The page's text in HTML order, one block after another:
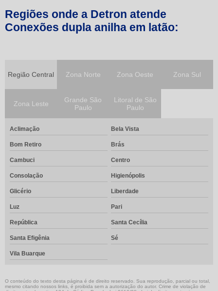
Valvula esfera inox
Valvula gaveta aço carbono
Válvulas de gaveta
Redução concêntrica
Redução excêntrica
Manifold para instrumentação
Válvula gaveta
Válvulas de esfera
Conexões anilhadas inox
Regiões onde a Detron atende
Conexões dupla anilha em latão:
Região Central Zona Norte Zona Oeste Zona Sul
Zona Leste
Grande São
Paulo
Litoral de São
Paulo
Aclimação Bela Vista
Bom Retiro Brás
Cambuci Centro
Consolação Higienópolis
Glicério Liberdade
Luz Pari
República Santa Cecília
Santa Efigênia Sé
Vila Buarque
O conteúdo do texto desta página é de direito reservado. Sua reprodução, parcial ou total,
mesmo citando nossos links, é proibida sem a autorização do autor. Crime de violação de